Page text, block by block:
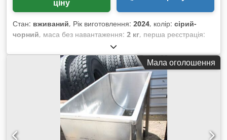
ціну
Стан: вживаний, Рік виготовлення: 2024, колір: сірий-
чорний, маса без навантаження: 2 кг, перша реєстрація:
бензин
Мала оголошення